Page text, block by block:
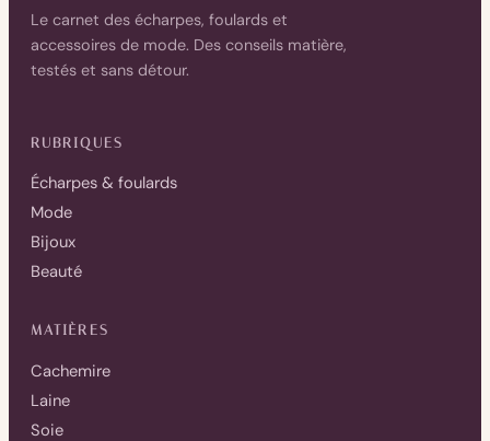
Le carnet des écharpes, foulards et
accessoires de mode. Des conseils matière,
testés et sans détour.
RUBRIQUES
Écharpes & foulards
Mode
Bijoux
Beauté
MATIÈRES
Cachemire
Laine
Soie